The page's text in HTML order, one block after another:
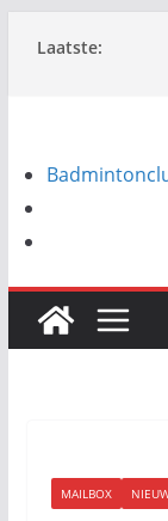
naar
Laatste:
MAILBOX